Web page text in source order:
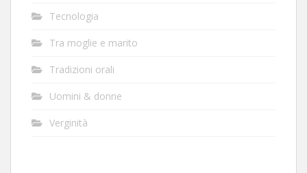
Tecnologia
Tra moglie e marito
Tradizioni orali
Uomini & donne
Verginità